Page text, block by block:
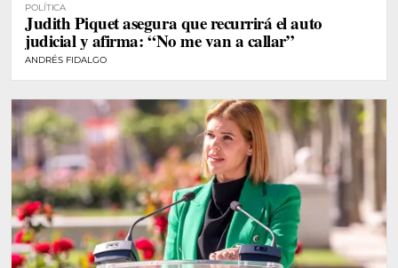
POLÍTICA
Judith Piquet asegura que recurrirá el auto
judicial y afirma: “No me van a callar”
ANDRÉS FIDALGO